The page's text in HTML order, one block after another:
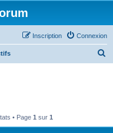
Connexion
Inscription
• Page 1 sur 1